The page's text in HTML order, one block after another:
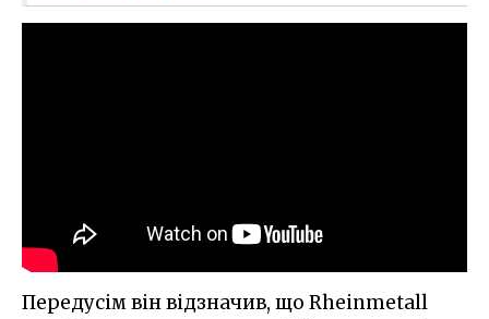
Передусім він відзначив, що Rheinmetall